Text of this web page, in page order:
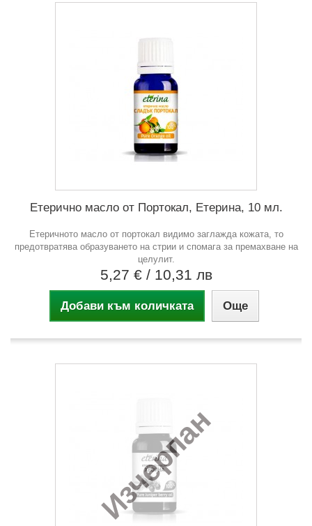
Етерично масло от Портокал, Етерина, 10 мл.
Етеричното масло от портокал видимо заглажда кожата, то
предотвратява образуването на стрии и спомага за премахване на
целулит.
5,27 € / 10,31 лв
Добави към количката Още
Изчерпан